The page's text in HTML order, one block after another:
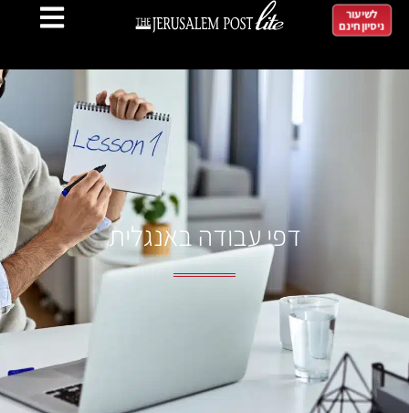
לשיעור
ניסיון חינם
דפי עבודה באנגלית